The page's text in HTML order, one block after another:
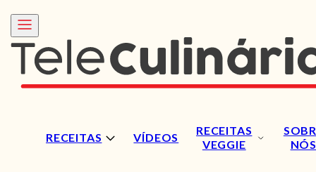
RECEITAS VÍDEOS
RECEITAS
VEGGIE
NÓS